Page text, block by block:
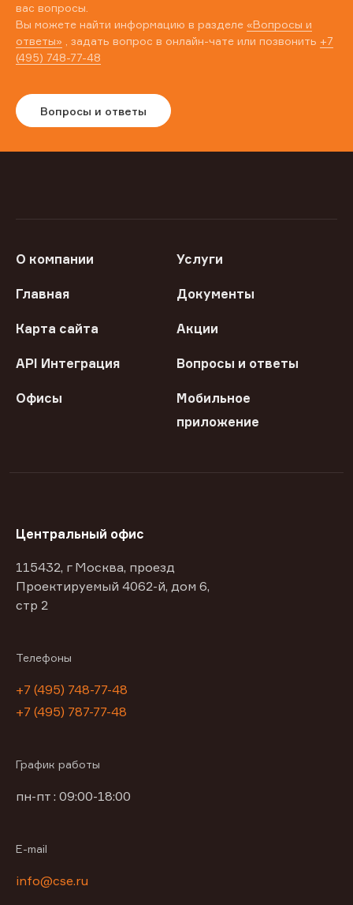
вас вопросы.
Вы можете найти информацию в разделе «Вопросы и
ответы» , задать вопрос в онлайн-чате или позвонить +7
(495) 748-77-48
Вопросы и ответы
О компании Услуги
Главная Документы
Карта сайта Акции
API Интеграция Вопросы и ответы
Офисы
Мобильное
приложение
Центральный офис
115432, г Москва, проезд
Проектируемый 4062-й, дом 6,
стр 2
Телефоны
+7 (495) 748-77-48
+7 (495) 787-77-48
График работы
пн-пт : 09:00-18:00
E-mail
info@cse.ru